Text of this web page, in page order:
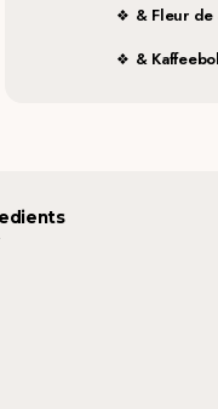
& Fleur de
&